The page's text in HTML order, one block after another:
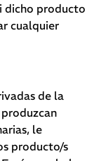
dicho producto
cualquier
de la
le
producto/s